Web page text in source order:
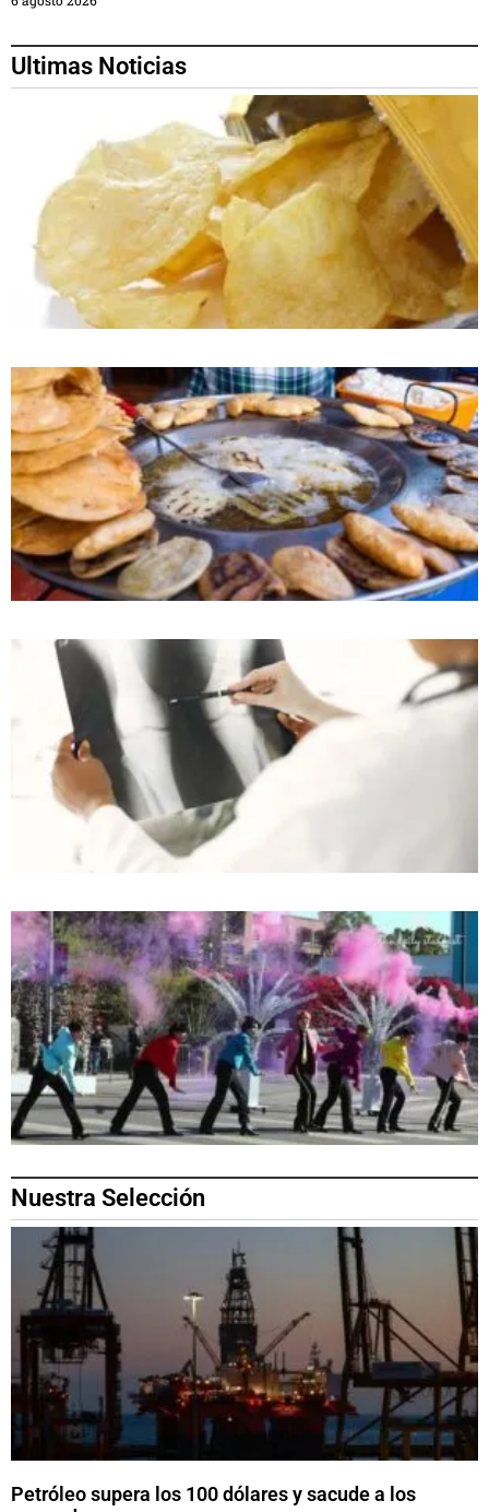
Ultimas Noticias
Nuestra Selección
Petróleo supera los 100 dólares y sacude a los